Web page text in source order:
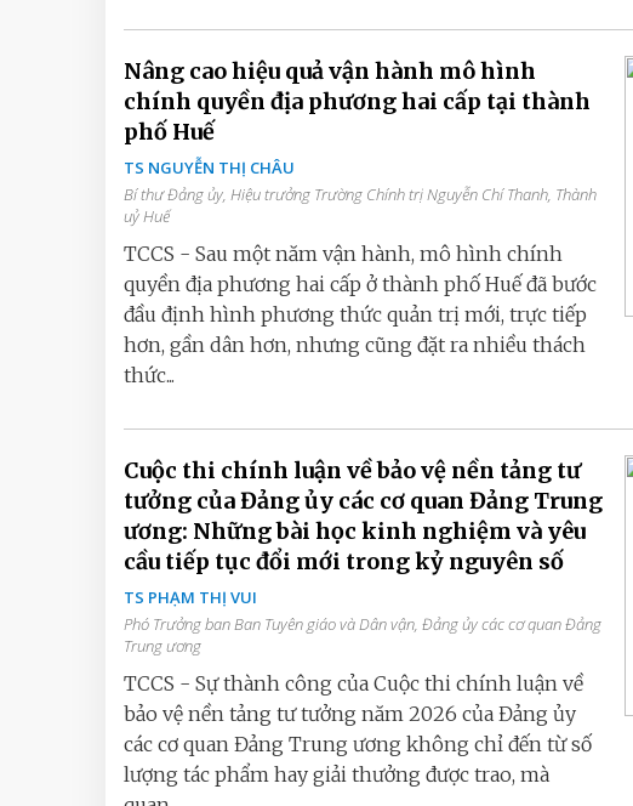
Nâng cao hiệu quả vận hành mô hình
chính quyền địa phương hai cấp tại thành
phố Huế
TS NGUYỄN THỊ CHÂU
Bí thư Đảng ủy, Hiệu trưởng Trường Chính trị Nguyễn Chí Thanh, Thành
uỷ Huế
TCCS - Sau một năm vận hành, mô hình chính
quyền địa phương hai cấp ở thành phố Huế đã bước
đầu định hình phương thức quản trị mới, trực tiếp
hơn, gần dân hơn, nhưng cũng đặt ra nhiều thách
thức...
Cuộc thi chính luận về bảo vệ nền tảng tư
tưởng của Đảng ủy các cơ quan Đảng Trung
ương: Những bài học kinh nghiệm và yêu
cầu tiếp tục đổi mới trong kỷ nguyên số
TS PHẠM THỊ VUI
Phó Trưởng ban Ban Tuyên giáo và Dân vận, Đảng ủy các cơ quan Đảng
Trung ương
TCCS - Sự thành công của Cuộc thi chính luận về
bảo vệ nền tảng tư tưởng năm 2026 của Đảng ủy
các cơ quan Đảng Trung ương không chỉ đến từ số
lượng tác phẩm hay giải thưởng được trao, mà